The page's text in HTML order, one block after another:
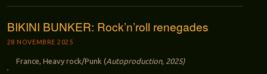
BIKINI BUNKER: Rock’n’roll renegades
28 NOVEMBRE 2025
France, Heavy rock/Punk (Autoproduction, 2025)